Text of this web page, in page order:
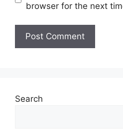
browser for the next
Search